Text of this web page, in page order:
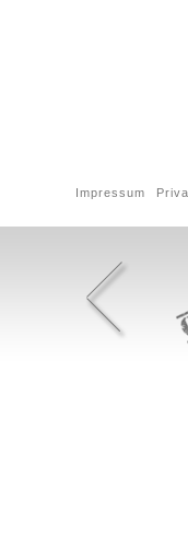
Impressum